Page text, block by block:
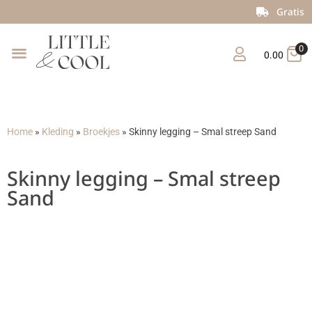
Gratis verzending vanaf €150
0.00
0
Home » Kleding » Broekjes » Skinny legging – Smal streep Sand
Skinny legging – Smal streep
Sand